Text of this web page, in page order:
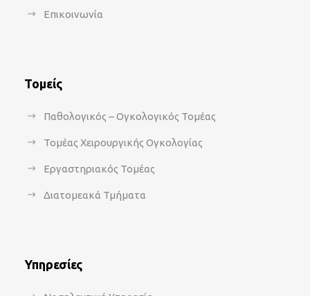
Επικοινωνία
Τομείς
Παθολογικός – Ογκολογικός Τομέας
Τομέας Χειρουργικής Ογκολογίας
Εργαστηριακός Τομέας
Διατομεακά Τμήματα
Υπηρεσίες